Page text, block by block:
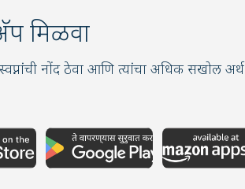
मिळवा
नोंद ठेवा आणि त्यांचा अधिक सखोल अर्थ